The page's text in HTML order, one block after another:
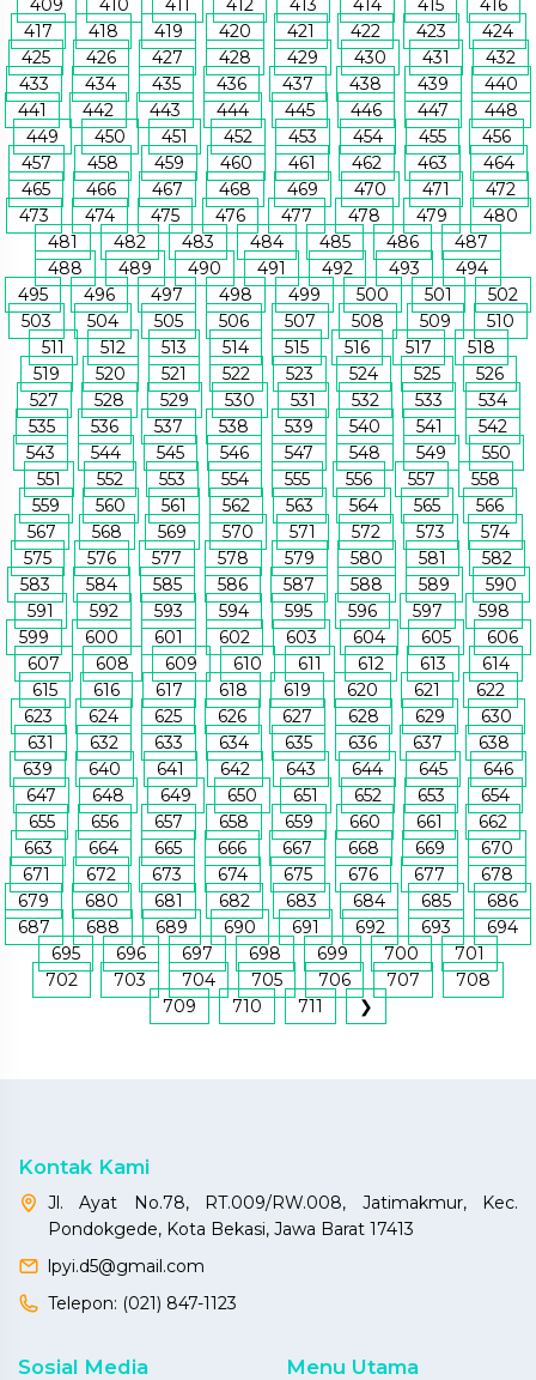
409 410 411 412 413 414 415
416
417
418 419 420 421 422 423
424
425
426 427 428 429 430 431
432
433
434 435 436 437 438 439
440
441
442 443 444 445 446 447
448
449
450 451 452 453 454 455
456
457
458 459 460 461 462 463
464
465
466 467 468 469 470 471
472
473
474 475 476 477 478 479
480
481
482 483 484 485 486
487
488
489 490 491 492 493
494
495
496 497 498 499 500 501
502
503
504 505 506 507 508 509
510
511
512 513 514 515 516 517
518
519
520 521 522 523 524 525
526
527
528 529 530 531 532 533
534
535
536 537 538 539 540 541
542
543
544 545 546 547 548 549
550
551
552 553 554 555 556 557
558
559
560 561 562 563 564 565
566
567
568 569 570 571 572 573
574
575
576 577 578 579 580 581
582
583
584 585 586 587 588 589
590
591
592 593 594 595 596 597
598
599
600 601 602 603 604 605
606
607
608 609 610 611 612 613
614
615
616 617 618 619 620 621
622
623
624 625 626 627 628 629
630
631
632 633 634 635 636 637
638
639
640 641 642 643 644 645
646
647
648 649 650 651 652 653
654
655
656 657 658 659 660 661
662
663
664 665 666 667 668 669
670
671
672 673 674 675 676 677
678
679
680 681 682 683 684 685
686
687
688 689 690 691 692 693
694
695
696 697 698 699 700
701
702
703 704 705 706 707
708
709
710 711 ❯
Kontak Kami
Jl. Ayat No.78, RT.009/RW.008, Jatimakmur, Kec.
Pondokgede, Kota Bekasi, Jawa Barat 17413
lpyi.d5@gmail.com
Telepon: (021) 847-1123
Sosial Media Menu Utama